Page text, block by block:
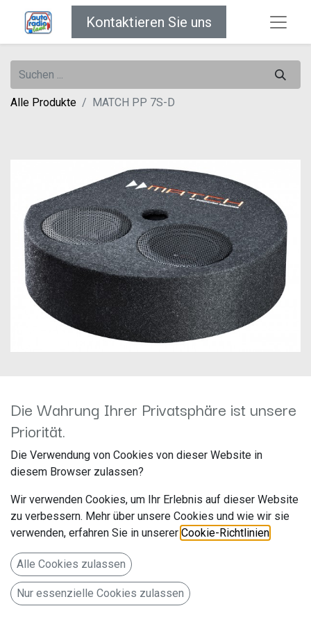
Kontaktieren Sie uns
Alle Produkte MATCH PP 7S-D
MATCH PP 7S-D
Hersteller: Match
Artikelnummer: M130711
Hünegräben 26
57392 Schmallenberg
Deutschland www.audiotec-fischer.de
MATCH PP 7S-D Gehäusesubwoofer für den
Reserveradkasten
Die Wahrung Ihrer Privatsphäre ist unsere
Priorität.
Die Verwendung von Cookies von dieser Website in
diesem Browser zulassen?
Wir verwenden Cookies, um Ihr Erlebnis auf dieser Website
zu verbessern. Mehr über unsere Cookies und wie wir sie
verwenden, erfahren Sie in unserer Cookie-Richtlinien
Alle Cookies zulassen
Nur essenzielle Cookies zulassen